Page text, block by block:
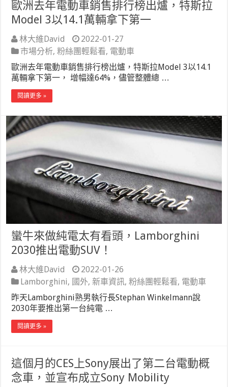
歐洲去年電動車銷售排行榜出爐，特斯拉
Model 3以14.1萬輛拿下第一
林大維David
2022-01-27
市場分析,粉絲團輕鬆看, 電動車
歐洲去年電動車銷售排行榜出爐，特斯拉Model 3以14.1
萬輛拿下第一， 增幅達64%，儘管整體總 …
閱讀更多 »
蠻牛來做純電太有看頭，Lamborghini
2030推出電動SUV！
林大維David
2022-01-26
Lamborghini, 國外,新車資訊,粉絲團輕鬆看, 電動車
昨天Lamborghini熟男執行長Stephan Winkelmann說
2030年要推出第一台純電 …
閱讀更多 »
這個月的CES上Sony展出了第二台電動概
念車，並宣布成立Sony Mobility